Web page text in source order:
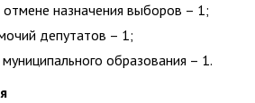
назначения выборов – 1;
депутатов – 1;
образования – 1.